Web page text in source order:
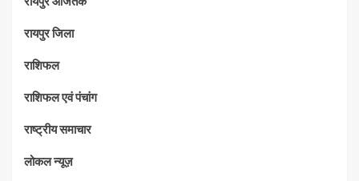
रायपुर जिला
राशिफल
राशिफल एवं पंचांग
राष्ट्रीय समाचार
लोकल न्यूज़